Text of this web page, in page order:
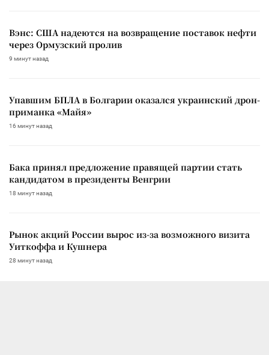
Вэнс: США надеются на возвращение поставок нефти
через Ормузский пролив
9 минут назад
Упавшим БПЛА в Болгарии оказался украинский дрон-
приманка «Майя»
16 минут назад
Бака принял предложение правящей партии стать
кандидатом в президенты Венгрии
18 минут назад
Рынок акций России вырос из-за возможного визита
Уиткоффа и Кушнера
28 минут назад